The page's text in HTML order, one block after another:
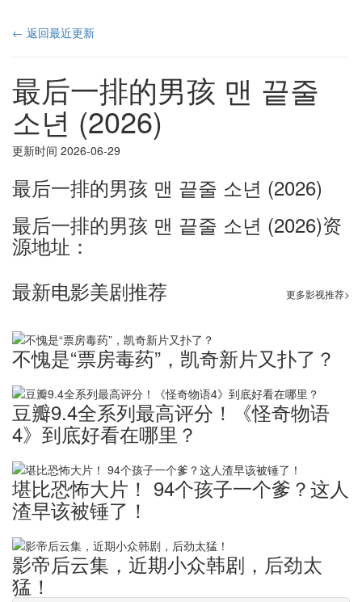
← 返回最近更新
最后一排的男孩 맨 끝줄
소년 (2026)
更新时间 2026-06-29
最后一排的男孩 맨 끝줄 소년 (2026)
最后一排的男孩 맨 끝줄 소년 (2026)资
源地址：
最新电影美剧推荐
更多影视推荐>
不愧是“票房毒药”，凯奇新片又扑了？
豆瓣9.4全系列最高评分！《怪奇物语
4》到底好看在哪里？
堪比恐怖大片！ ​94个孩子一个爹？这人
渣早该被锤了！
影帝后云集，近期小众韩剧，后劲太
猛！